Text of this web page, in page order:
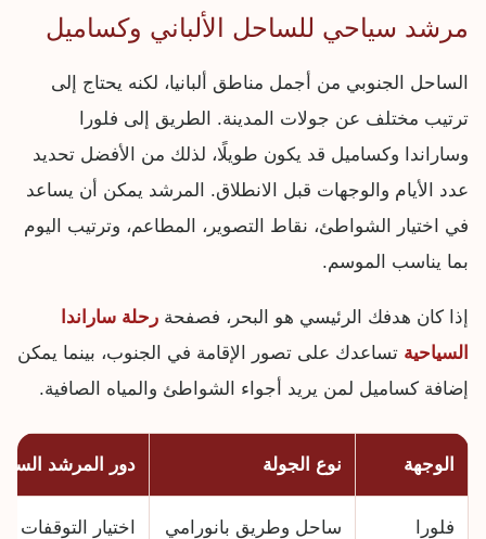
مرشد سياحي للساحل الألباني وكساميل
الساحل الجنوبي من أجمل مناطق ألبانيا، لكنه يحتاج إلى
ترتيب مختلف عن جولات المدينة. الطريق إلى فلورا
وساراندا وكساميل قد يكون طويلًا، لذلك من الأفضل تحديد
عدد الأيام والوجهات قبل الانطلاق. المرشد يمكن أن يساعد
في اختيار الشواطئ، نقاط التصوير، المطاعم، وترتيب اليوم
بما يناسب الموسم.
إذا كان هدفك الرئيسي هو البحر، فصفحة رحلة ساراندا
السياحية تساعدك على تصور الإقامة في الجنوب، بينما يمكن
إضافة كساميل لمن يريد أجواء الشواطئ والمياه الصافية.
الوجهة نوع الجولة دور المرشد
فلورا ساحل وطريق بانورامي
اختيار